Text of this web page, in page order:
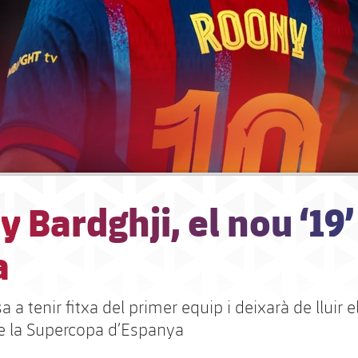
Bardghji, el nou
a tenir fitxa del primer equip i deixarà de lluir el
la Supercopa d’Espanya